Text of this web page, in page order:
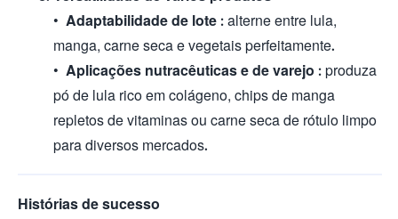
• Adaptabilidade de lote : alterne entre lula,
manga, carne seca e vegetais perfeitamente.
• Aplicações nutracêuticas e de varejo : produza
pó de lula rico em colágeno, chips de manga
repletos de vitaminas ou carne seca de rótulo limpo
para diversos mercados.
Histórias de sucesso